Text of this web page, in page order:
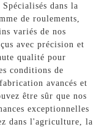
dans la
de roulements,
variés de nos
avec précision et
qualité pour
conditions de
avancés et
être sûr que nos
exceptionnelles
dans l'agriculture, la